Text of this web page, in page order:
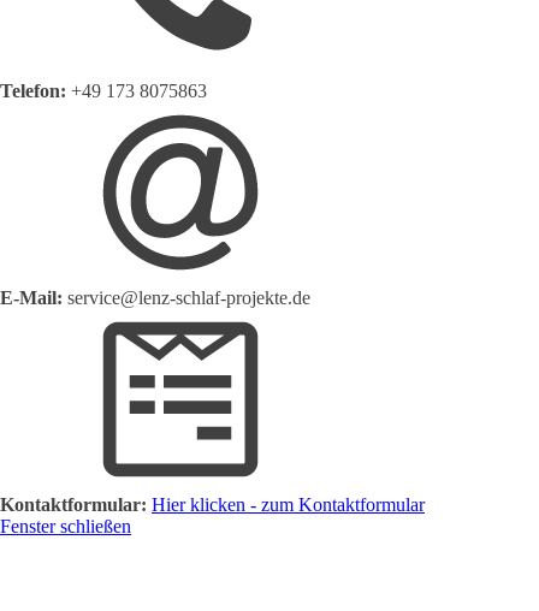
Telefon: +49 173 8075863
E-Mail: service@lenz-schlaf-projekte.de
Kontaktformular: Hier klicken - zum Kontaktformular
Fenster schließen